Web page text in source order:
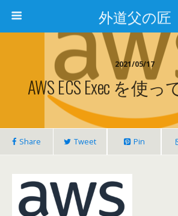
外道父の匠
2021/05/17
AWS ECS Exec を使
Share Tweet Pin